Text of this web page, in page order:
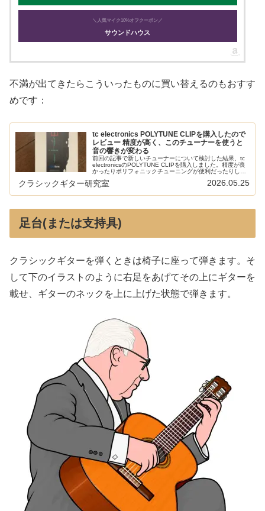
＼人気マイク10%オフクーポン／
サウンドハウス
不満が出てきたらこういったものに買い替えるのもおすす
めです：
tc electronics POLYTUNE CLIPを購入したので
レビュー 精度が高く、このチューナーを使うと
音の響きが変わる
前回の記事で新しいチューナーについて検討した結果、tc
electronicsのPOLYTUNE CLIPを購入しました。精度が良
かったりポリフォニックチューニングが便利だったりしま
すが、何よりもチューニング時の表示の安定感がうれしい
です。...
クラシックギター研究室 2026.05.25
足台(または支持具)
クラシックギターを弾くときは椅子に座って弾きます。そ
して下のイラストのように右足をあげてその上にギターを
載せ、ギターのネックを上に上げた状態で弾きます。